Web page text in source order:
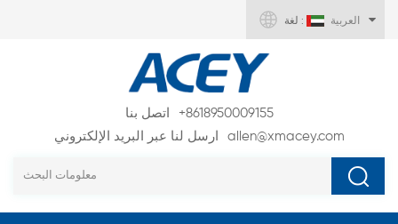
لغة : العربية
اتصل بنا
+8618950009155
ارسل لنا عبر البريد الإلكتروني
allen@xmacey.com